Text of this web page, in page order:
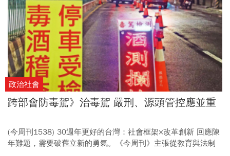
騷擾防制，建立暢通的申訴管道、組織規章、教育訓練等風險
預防機制。
政治社會
跨部會防毒駕》治毒駕 嚴刑、源頭管控應並重
(今周刊1538) 30週年更好的台灣：社會框架×改革創新 回應陳
年難題，需要破舊立新的勇氣。《今周刊》主張從教育與法制